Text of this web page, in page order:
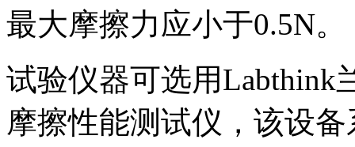
最大摩擦力应小于0.5N。
试验仪器可选用Labthink
摩擦性能测试仪，该设